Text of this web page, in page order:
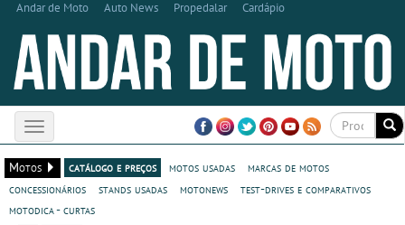
Andar de Moto Auto News Propedalar Cardápio
Toggle
navigation
Motos
catálogo e preços motos usadas
marcas de motos
concessionários
stands usadas motonews
test-drives e comparativos
motodica - curtas